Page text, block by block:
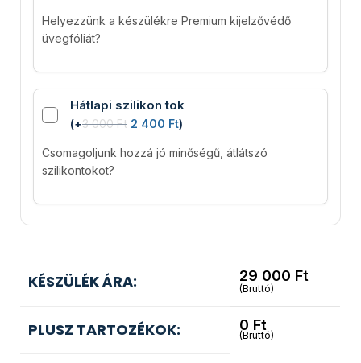
Helyezzünk a készülékre Premium kijelzővédő
üvegfóliát?
Hátlapi szilikon tok
(+3 000Ft 2 400 Ft)
Csomagoljunk hozzá jó minőségű, átlátszó
szilikontokot?
KÉSZÜLÉK ÁRA: 29 000 Ft
(Bruttó)
PLUSZ TARTOZÉKOK: 0 Ft
(Bruttó)